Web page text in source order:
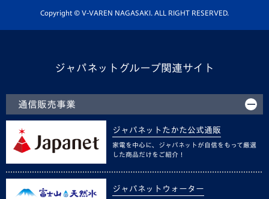
ホームタウン活動
Copyright © V-VAREN NAGASAKI. ALL RIGHT RESERVED.
ジャパネットグループ関連サイト
通信販売事業
ジャパネットたかた公式通販
家電を中心に、ジャパネットが自信をもって厳選
した商品だけをご紹介！
ジャパネットウォーター